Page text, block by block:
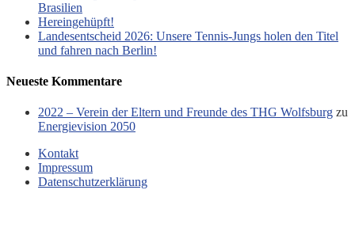
Brasilien
Hereingehüpft!
Landesentscheid 2026: Unsere Tennis‑Jungs holen den Titel
und fahren nach Berlin!
Neueste Kommentare
2022 – Verein der Eltern und Freunde des THG Wolfsburg zu
Energievision 2050
Kontakt
Impressum
Datenschutzerklärung